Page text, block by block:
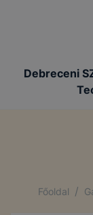
Debreceni
Főoldal /